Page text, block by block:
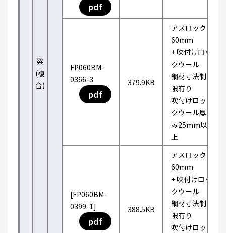
梁
(複
合)
pdf
FP060BM-
0366-3
pdf
379.9KB
アスロック
60mm
+ 吹付けロッ
クウール
鋼材寸法制
限有り
吹付けロッ
クウール厚
み25mm以
上
[FP060BM-
0399-1]
pdf
388.5KB
アスロック
60mm
+ 吹付けロッ
クウール
鋼材寸法制
限有り
吹付けロッ